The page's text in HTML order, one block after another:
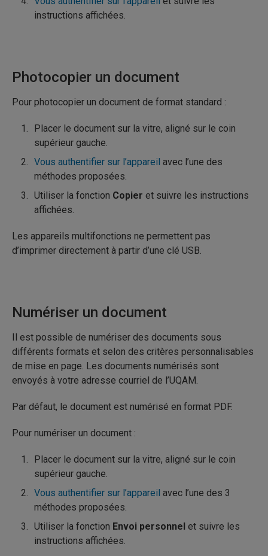
instructions affichées.
Photocopier un document
Pour photocopier un document de format standard :
Placer le document sur la vitre, aligné sur le coin
supérieur gauche.
Vous authentifier sur l’appareil avec l’une des
méthodes proposées.
Utiliser la fonction Copier et suivre les instructions
affichées.
Les appareils multifonctions ne permettent pas
d’imprimer directement à partir d’une clé USB.
Numériser un document
Il est possible de numériser des documents sous
différents formats et selon des critères personnalisables
de mise en page. Les documents numérisés sont
envoyés à votre adresse courriel de l’UQAM.
Par défaut, le document est numérisé en format PDF.
Pour numériser un document :
Placer le document sur la vitre, aligné sur le coin
supérieur gauche.
Vous authentifier sur l’appareil avec l’une des 3
méthodes proposées.
Utiliser la fonction Envoi personnel et suivre les
instructions affichées.